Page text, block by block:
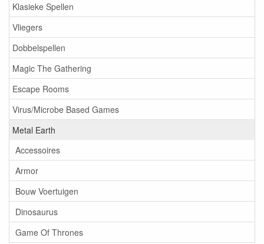
Klasieke Spellen
Vliegers
Dobbelspellen
Magic The Gathering
Escape Rooms
Virus/Microbe Based Games
Metal Earth
Accessoires
Armor
Bouw Voertuigen
Dinosaurus
Game Of Thrones